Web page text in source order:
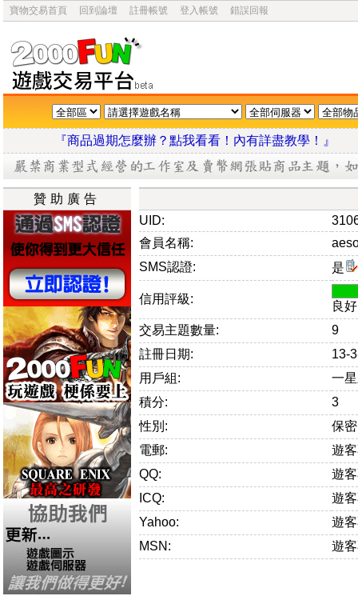
寶物交易首頁 回到論壇 註冊帳號 登入帳號 錯誤回報
『商品過期怎麼辦？點我看看！內有詳盡教學
贊助廣告
UID:
會員名稱:
SMS認證:
是
信用評級:
良
交易主題數量:
9
註冊日期:
13-
用戶組:
一
積分:
3
性別:
保密
電郵:
遊
QQ:
遊
ICQ:
遊
Yahoo:
遊
MSN:
遊